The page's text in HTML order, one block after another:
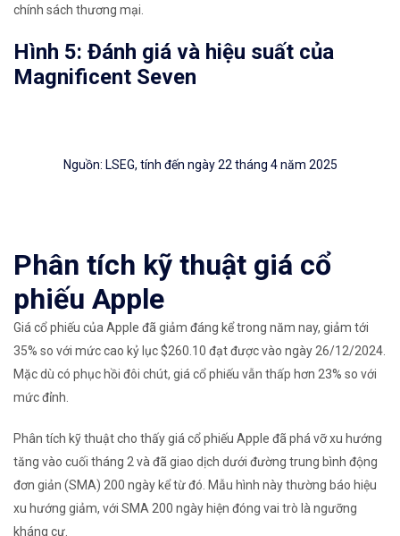
chính sách thương mại.
Hình 5: Đánh giá và hiệu suất của
Magnificent Seven
Nguồn: LSEG, tính đến ngày 22 tháng 4 năm 2025
Phân tích kỹ thuật giá cổ
phiếu Apple
Giá cổ phiếu của Apple đã giảm đáng kể trong năm nay, giảm tới
35% so với mức cao kỷ lục $260.10 đạt được vào ngày 26/12/2024.
Mặc dù có phục hồi đôi chút, giá cổ phiếu vẫn thấp hơn 23% so với
mức đỉnh.
Phân tích kỹ thuật cho thấy giá cổ phiếu Apple đã phá vỡ xu hướng
tăng vào cuối tháng 2 và đã giao dịch dưới đường trung bình động
đơn giản (SMA) 200 ngày kể từ đó. Mẫu hình này thường báo hiệu
xu hướng giảm, với SMA 200 ngày hiện đóng vai trò là ngưỡng
kháng cự.